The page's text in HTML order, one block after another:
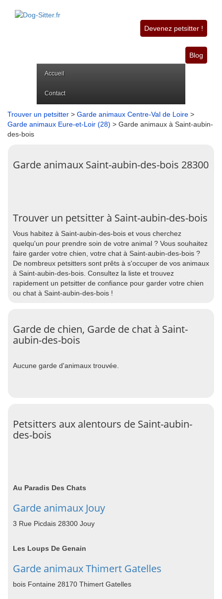
Devenez petsitter !
Blog
Accueil
Contact
Trouver un petsitter > Garde animaux Centre-Val de Loire >
Garde animaux Eure-et-Loir (28) > Garde animaux à Saint-aubin-
des-bois
Garde animaux Saint-aubin-des-bois 28300
Trouver un petsitter à Saint-aubin-des-bois
Vous habitez à Saint-aubin-des-bois et vous cherchez
quelqu'un pour prendre soin de votre animal ? Vous souhaitez
faire garder votre chien, votre chat à Saint-aubin-des-bois ?
De nombreux petsitters sont prêts à s'occuper de vos animaux
à Saint-aubin-des-bois. Consultez la liste et trouvez
rapidement un petsitter de confiance pour garder votre chien
ou chat à Saint-aubin-des-bois !
Garde de chien, Garde de chat à Saint-
aubin-des-bois
Aucune garde d'animaux trouvée.
Petsitters aux alentours de Saint-aubin-
des-bois
Au Paradis Des Chats
Garde animaux Jouy
3 Rue Picdais 28300 Jouy
Les Loups De Genain
Garde animaux Thimert Gatelles
bois Fontaine 28170 Thimert Gatelles